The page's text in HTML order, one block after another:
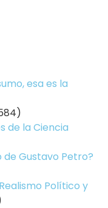
esa es la
de la Ciencia
de Gustavo Petro?
Político y